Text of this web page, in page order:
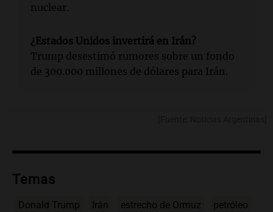
nuclear.
¿Estados Unidos invertirá en Irán?
Trump desestimó rumores sobre un fondo
de 300.000 millones de dólares para Irán.
Temas
Donald Trump Irán estrecho de Ormuz petróleo